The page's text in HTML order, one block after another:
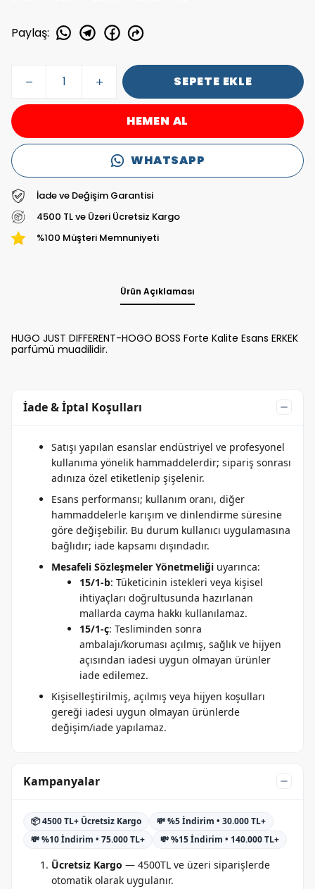
Paylaş:
SEPETE EKLE
HEMEN AL
WHATSAPP
İade ve Değişim Garantisi
4500 TL ve Üzeri Ücretsiz Kargo
%100 Müşteri Memnuniyeti
Ürün Açıklaması
HUGO JUST DIFFERENT-HOGO BOSS Forte Kalite Esans ERKEK
parfümü muadilidir.
İade & İptal Koşulları
Satışı yapılan esanslar endüstriyel ve profesyonel
kullanıma yönelik hammaddelerdir; sipariş sonrası
adınıza özel etiketlenip şişelenir.
Esans performansı; kullanım oranı, diğer
hammaddelerle karışım ve dinlendirme süresine
göre değişebilir. Bu durum kullanıcı uygulamasına
bağlıdır; iade kapsamı dışındadır.
Mesafeli Sözleşmeler Yönetmeliği uyarınca:
15/1-b: Tüketicinin istekleri veya kişisel
ihtiyaçları doğrultusunda hazırlanan
mallarda cayma hakkı kullanılamaz.
15/1-ç: Tesliminden sonra
ambalajı/koruması açılmış, sağlık ve hijyen
açısından iadesi uygun olmayan ürünler
iade edilemez.
Kişiselleştirilmiş, açılmış veya hijyen koşulları
gereği iadesi uygun olmayan ürünlerde
değişim/iade yapılamaz.
Kampanyalar
📦 4500 TL+ Ücretsiz Kargo
💸 %5 İndirim • 30.000 TL+
💸 %10 İndirim • 75.000 TL+
💸 %15 İndirim • 140.000 TL+
Ücretsiz Kargo — 4500TL ve üzeri siparişlerde
otomatik olarak uygulanır.